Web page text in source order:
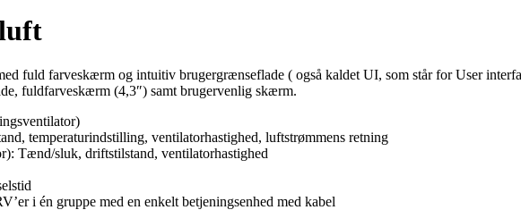
fuld farveskærm og intuitiv brugergrænseflade ( også kaldet UI, som står for User
fuldfarveskærm (4,3″) samt brugervenlig skærm.
temperaturindstilling, ventilatorhastighed, luftstrømmens retning
Tænd/sluk, driftstilstand, ventilatorhastighed
i én gruppe med en enkelt betjeningsenhed med kabel